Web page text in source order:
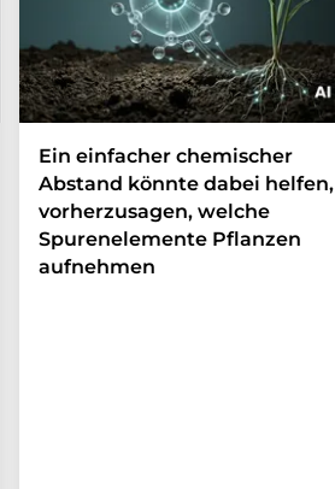
Ein einfacher chemischer
Abstand könnte dabei helfen,
vorherzusagen, welche
Spurenelemente Pflanzen
aufnehmen